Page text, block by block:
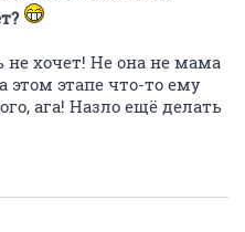
не хочет! Не она не мама
этом этапе что-то ему
ага! Назло ещё делать